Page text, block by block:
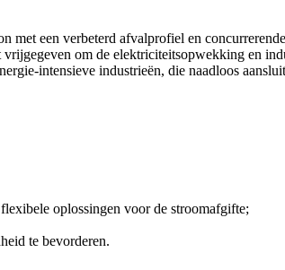
een verbeterd afvalprofiel en
om de elektriciteitsopwekking en
intensieve industrieën, die naadloos
oplossingen voor de stroomafgifte;
te bevorderen.